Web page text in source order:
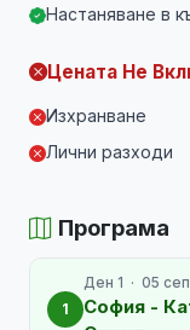
Настаняване в
Цената Не
Изхранване
Лични разходи
Програма
1
София -